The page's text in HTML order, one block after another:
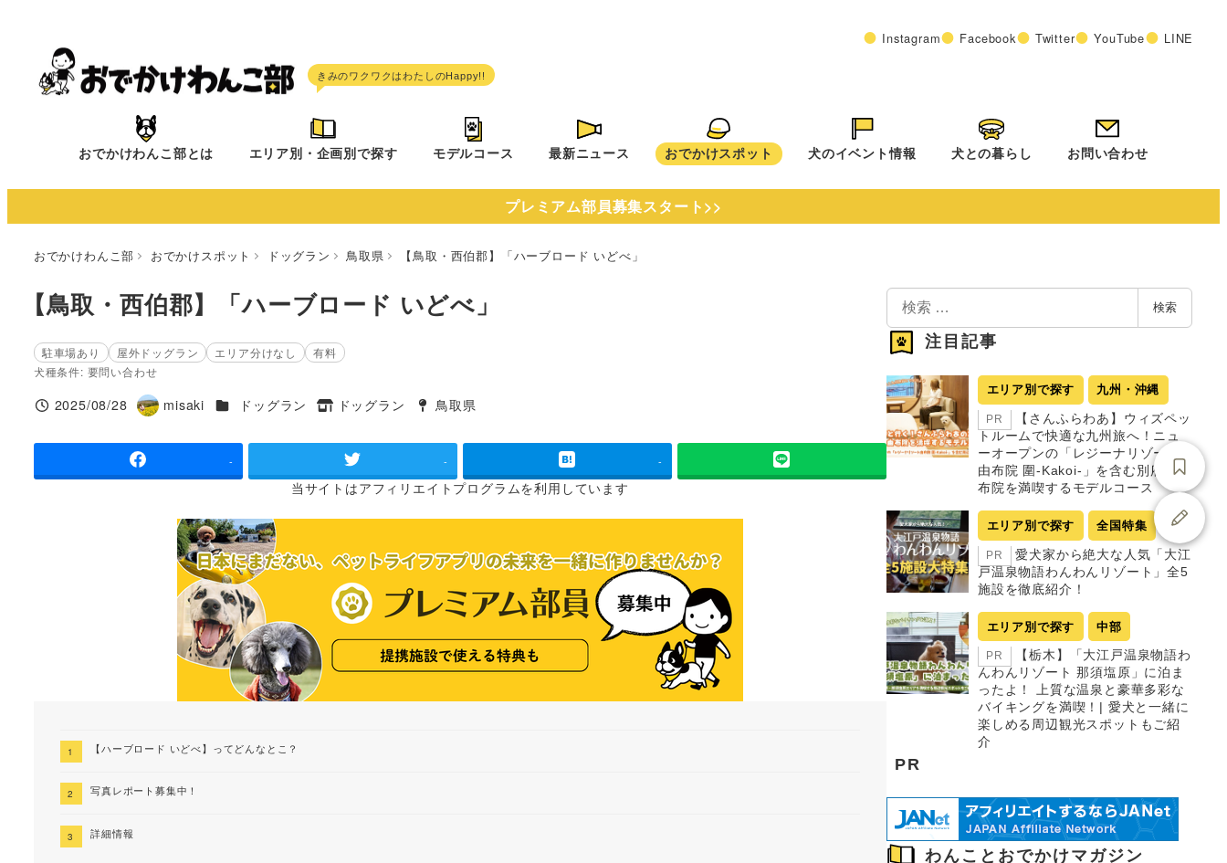
へ
Instagram Facebook Twitter YouTube LINE
おでかけわんこ部とは エリア別・企画別で探す モデルコース 最新ニュース おでかけスポット 犬のイベント情報 犬との暮らし お問い合わせ
プレミアム部員募集スタート>>
おでかけわんこ部 おでかけスポット ドッグラン 鳥取県 【鳥取・西伯郡】「ハーブロード いどべ」
【鳥取・西伯郡】「ハーブロード いどべ」
駐車場あり 屋外ドッグラン エリア分けなし
有料
犬種条件: 要問い合わせ
投稿日
2025/08/28
著
misaki 施設ジャンル
ドッグラン
タグ
ドッグラン
タグ
鳥取県
- - -
当サイトはアフィリエイトプログラムを利用しています
【ハーブロード いどべ】ってどんなとこ？
写真レポート募集中！
詳細情報
検
索
検索
注目記事
エリア別で探す 九州・沖縄
PR
【さんふらわあ】ウィズペッ
トルームで快適な九州旅へ！ニュ
ーオープンの「レジーナリゾート
由布院 圍-Kakoi-」を含む別府・由
布院を満喫するモデルコース
エリア別で探す 全国特集
PR
愛犬家から絶大な人気「大江
戸温泉物語わんわんリゾート」全5
施設を徹底紹介！
エリア別で探す 中部
PR
【栃木】「大江戸温泉物語わ
んわんリゾート 那須塩原」に泊ま
ったよ！ 上質な温泉と豪華多彩な
バイキングを満喫！| 愛犬と一緒に
楽しめる周辺観光スポットもご紹
介
PR
わんことおでかけマガジン